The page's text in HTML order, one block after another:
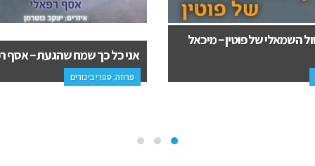
כך שמח שהגעת – אסף רפאלי
ביכורים
עשרה נכנסו לפרד"ס – משה
יהדות, עיון